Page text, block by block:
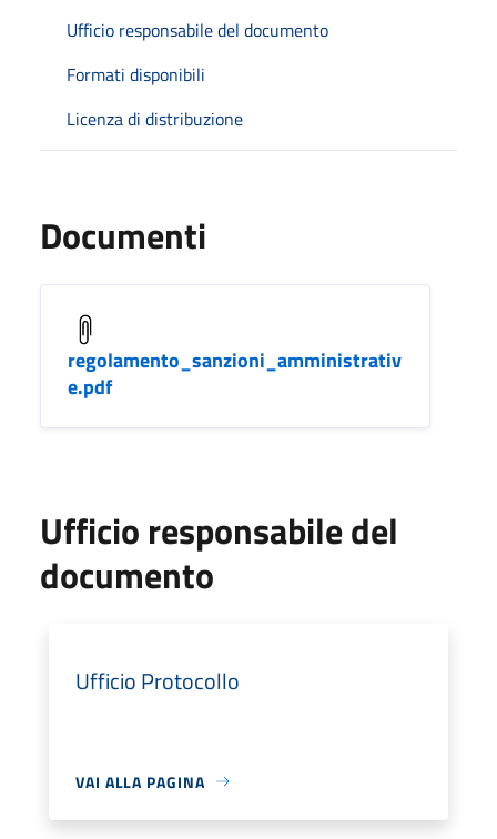
Ufficio responsabile del documento
Formati disponibili
Licenza di distribuzione
Documenti
regolamento_sanzioni_amministrativ
e.pdf
Ufficio responsabile del
documento
Ufficio Protocollo
VAI ALLA PAGINA